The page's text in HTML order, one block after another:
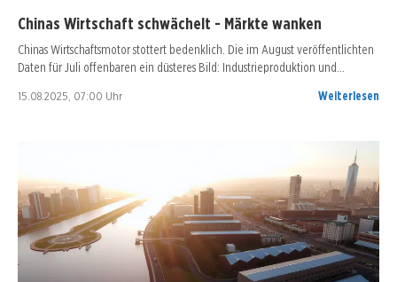
Chinas Wirtschaft schwächelt - Märkte wanken
Chinas Wirtschaftsmotor stottert bedenklich. Die im August veröffentlichten
Daten für Juli offenbaren ein düsteres Bild: Industrieproduktion und…
15.08.2025, 07:00 Uhr Weiterlesen